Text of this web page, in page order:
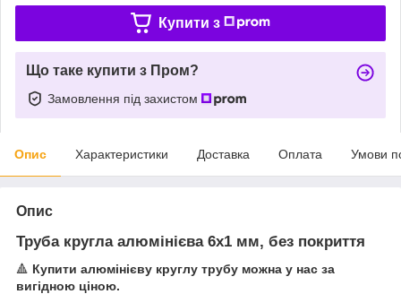
Купити з
Що таке купити з Пром?
Замовлення під захистом
Опис Характеристики Доставка Оплата Умови
Опис
Труба кругла алюмінієва 6х1 мм, без покриття
🔺 Купити алюмінієву круглу трубу можна у нас за
вигідною ціною.